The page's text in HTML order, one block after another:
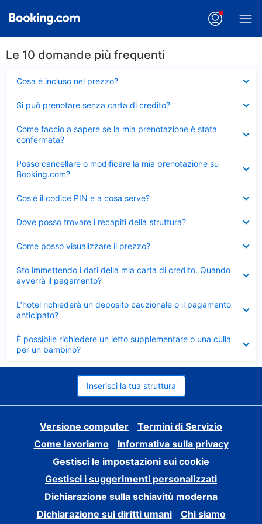
Le 10 domande più frequenti
Cosa è incluso nel prezzo?
chiuso
Si può prenotare senza carta di credito?
chiuso
Come faccio a sapere se la mia prenotazione è stata
confermata?
chiuso
Posso cancellare o modificare la mia prenotazione su
Booking.com?
chiuso
Cos'è il codice PIN e a cosa serve?
chiuso
Dove posso trovare i recapiti della struttura?
chiuso
Come posso visualizzare il prezzo?
chiuso
Sto immettendo i dati della mia carta di credito. Quando
avverrà il pagamento?
chiuso
L’hotel richiederà un deposito cauzionale o il pagamento
anticipato?
chiuso
È possibile richiedere un letto supplementare o una culla
per un bambino?
Elemento
chiuso
Inserisci la tua struttura
Versione computer
Termini di Servizio
Come lavoriamo
Informativa sulla privacy
Gestisci le impostazioni sui cookie
Gestisci i suggerimenti personalizzati
Dichiarazione sulla schiavitù moderna
Dichiarazione sui diritti umani
Chi siamo